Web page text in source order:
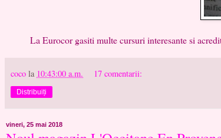
La Eurocor gasiti multe cursuri interesante si
coco la 10:43:00 a.m. 17 comentarii:
Distribuiți
vineri, 25 mai 2018